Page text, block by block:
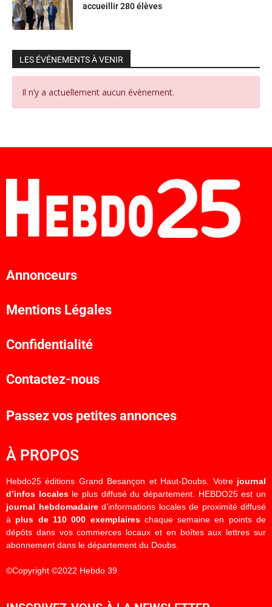
accueillir 280 élèves
LES ÉVÉNEMENTS À VENIR
Il n’y a actuellement aucun évènement.
Annonceurs
Mentions Légales
Confidentialité
Contactez-nous
Passez vos petites annonces
À PROPOS
Hebdo25 éditions Grand Besançon et Haut-Doubs. Votre journal
d’infos localesle plus diffusé du département. HEBDO25 est un
journal hebdomadaired’informations locales de proximité diffusé
à plus de 110 000 exemplaireschaque semaine en points de
dépôts dans vos commerces locaux et en boîtes aux lettres sur
abonnement dans le département du Doubs.
©Copyright ©2022 Hebdo 39